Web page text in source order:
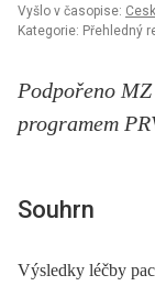
Vyšlo v časopise:
Kategorie: Přehledný
Podpořeno
programem
Souhrn
Výsledky léčby